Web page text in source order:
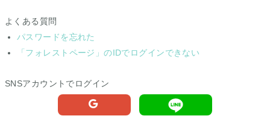
よくある質問
パスワードを忘れた
「フォレストページ」のIDでログインできない
SNSアカウントでログイン